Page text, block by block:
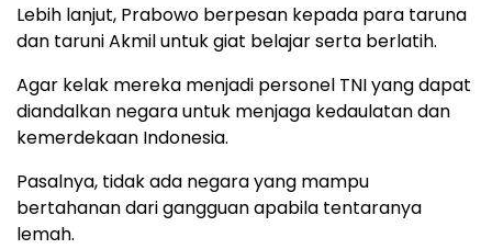
Lebih lanjut, Prabowo berpesan kepada para taruna
dan taruni Akmil untuk giat belajar serta berlatih.
Agar kelak mereka menjadi personel TNI yang dapat
diandalkan negara untuk menjaga kedaulatan dan
kemerdekaan Indonesia.
Pasalnya, tidak ada negara yang mampu
bertahanan dari gangguan apabila tentaranya
lemah.